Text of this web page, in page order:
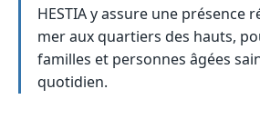
HESTIA y assure une présence
mer aux quartiers des hauts,
familles et personnes âgées
quotidien.